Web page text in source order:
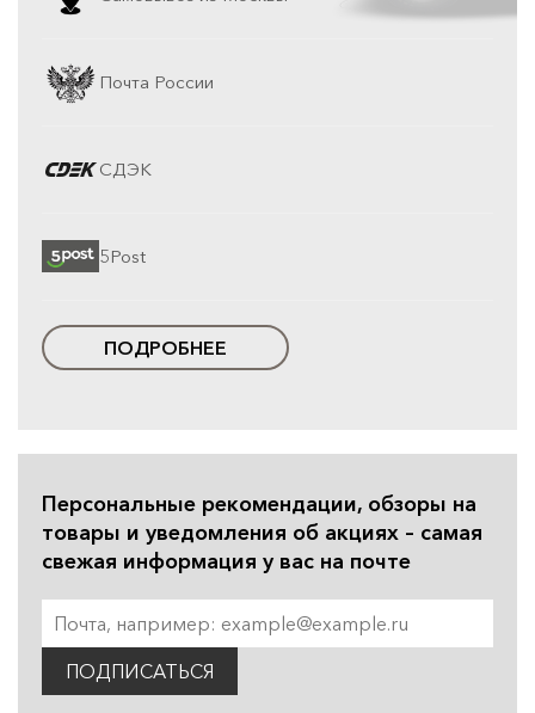
Почта России
СДЭК
5Post
ПОДРОБНЕЕ
Персональные рекомендации, обзоры на
товары и уведомления об акциях – самая
свежая информация у вас на почте
ПОДПИСАТЬСЯ